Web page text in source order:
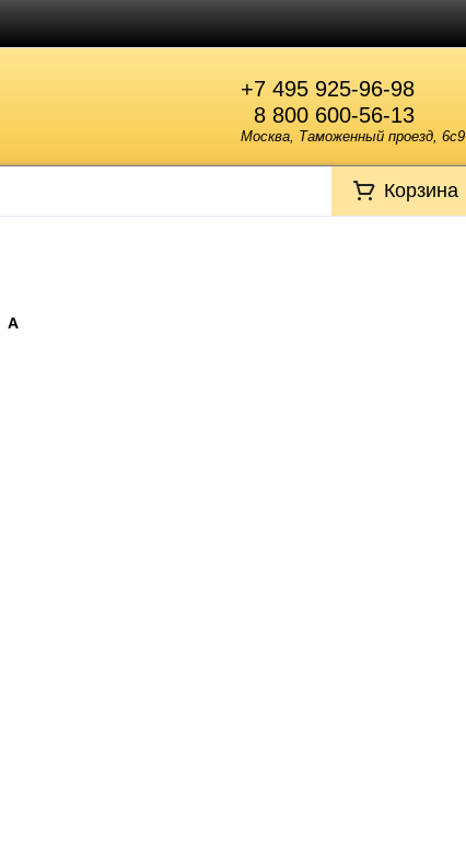
+7 495 925-96-98
8 800 600-56-13
Москва, Таможенный проезд, 6с9
Корзина
А